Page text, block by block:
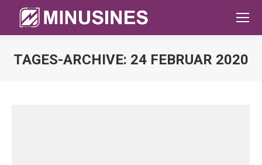
TAGES-ARCHIVE: 24 FEBRUAR 2020